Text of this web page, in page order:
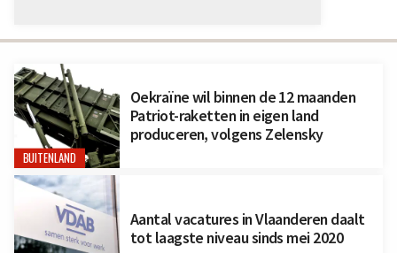
BUITENLAND
Oekraïne wil binnen de 12 maanden
Patriot-raketten in eigen land
produceren, volgens Zelensky
Aantal vacatures in Vlaanderen daalt
tot laagste niveau sinds mei 2020